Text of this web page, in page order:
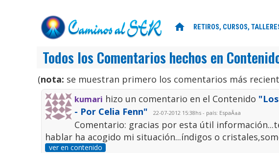
home RETIROS, CURSOS,
Todos los Comentarios hechos en
(nota: se muestran primero los comentarios más
kumari hizo un comentario en el Contenido
- Por Celia Fenn"
22-07-2012 15:38hs - país: EspaÃ±a
Comentario: gracias por esta útil
hablar ha acogido mi situación...índigos o
ver en contenido